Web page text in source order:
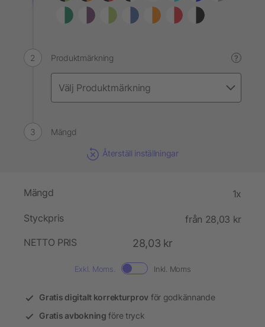
Produktmärkning ?
Mängd
Återställ inställningar
Mängd 1x
Styckpris
från 28,03 kr
NETTO PRIS
28,03 kr
Exkl. Moms. Inkl. Moms
Gratis digitalt korrekturprov för godkännande
Gratis avbokning före tryck